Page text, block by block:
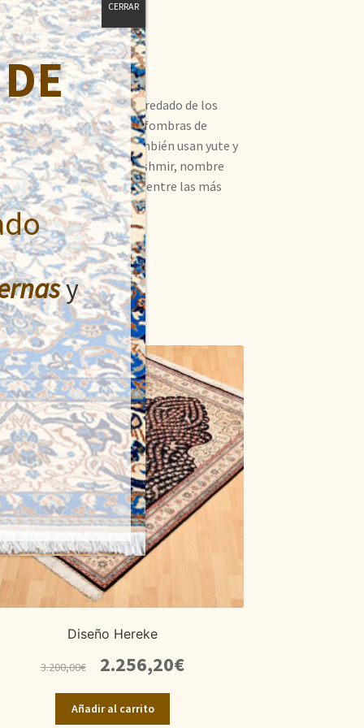
colorido y belleza heredado de los
motivo típico de las alfombras de
material más usado también usan yute y
y conocidas, Kashmir, nombre
de India que se cuentan entre las más
Diseño Hereke
3.200,00€
precio
original
era:
2.256,20€El
Añadir al carrito
y
CERRAR